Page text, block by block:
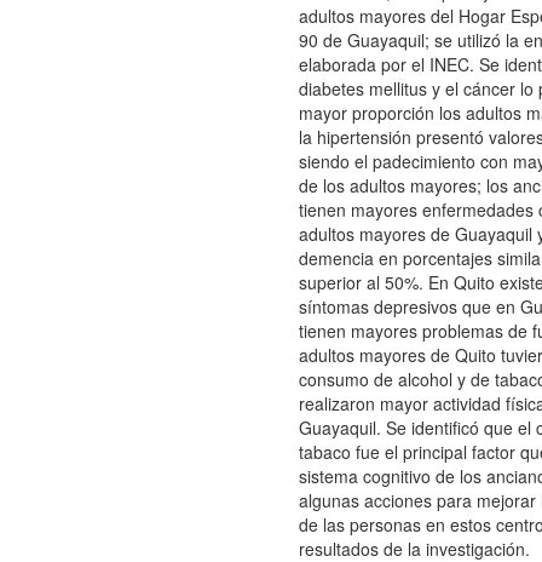
adultos mayores del Hogar
90 de Guayaquil; se utilizó la
elaborada por el INEC. Se
diabetes mellitus y el cáncer lo
mayor proporción los adultos
la hipertensión presentó
siendo el padecimiento con
de los adultos mayores; los
tienen mayores enfermedades
adultos mayores de Guayaquil
demencia en porcentajes
superior al 50%. En Quito
síntomas depresivos que en
tienen mayores problemas de
adultos mayores de Quito
consumo de alcohol y de
realizaron mayor actividad
Guayaquil. Se identificó que el
tabaco fue el principal factor
sistema cognitivo de los
algunas acciones para
de las personas en estos
resultados de la investigación.